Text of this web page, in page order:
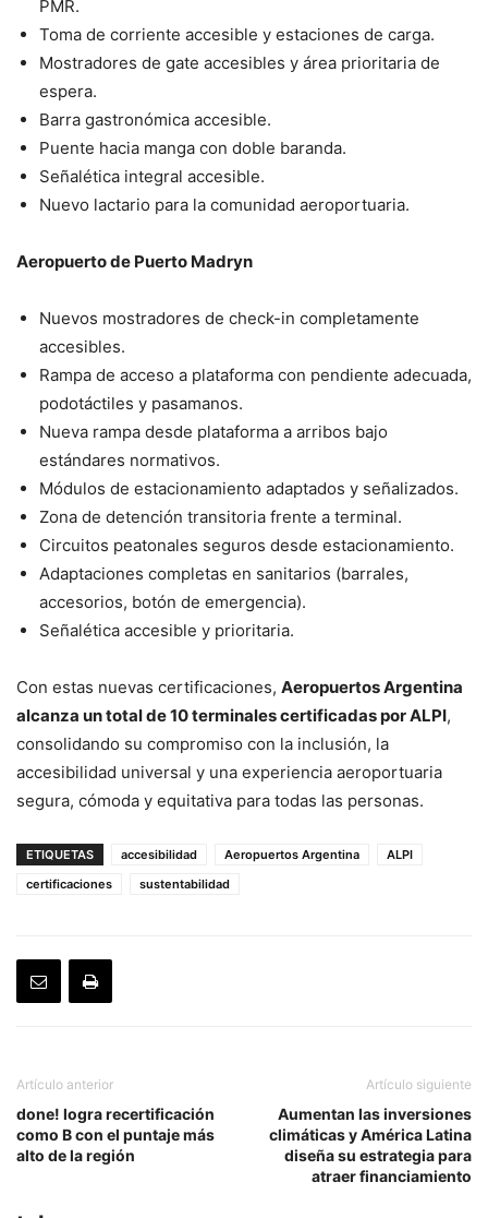
PMR.
Toma de corriente accesible y estaciones de carga.
Mostradores de gate accesibles y área prioritaria de
espera.
Barra gastronómica accesible.
Puente hacia manga con doble baranda.
Señalética integral accesible.
Nuevo lactario para la comunidad aeroportuaria.
Aeropuerto de Puerto Madryn
Nuevos mostradores de check-in completamente
accesibles.
Rampa de acceso a plataforma con pendiente adecuada,
podotáctiles y pasamanos.
Nueva rampa desde plataforma a arribos bajo
estándares normativos.
Módulos de estacionamiento adaptados y señalizados.
Zona de detención transitoria frente a terminal.
Circuitos peatonales seguros desde estacionamiento.
Adaptaciones completas en sanitarios (barrales,
accesorios, botón de emergencia).
Señalética accesible y prioritaria.
Con estas nuevas certificaciones, Aeropuertos Argentina
alcanza un total de 10 terminales certificadas por ALPI,
consolidando su compromiso con la inclusión, la
accesibilidad universal y una experiencia aeroportuaria
segura, cómoda y equitativa para todas las personas.
ETIQUETAS accesibilidad Aeropuertos Argentina
ALPI
certificaciones
sustentabilidad
Artículo anterior
done! logra recertificación
como B con el puntaje más
alto de la región
Artículo siguiente
Aumentan las inversiones
climáticas y América Latina
diseña su estrategia para
atraer financiamiento